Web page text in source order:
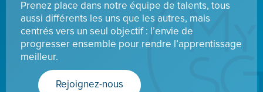
Prenez place dans notre équipe de talents, tous
aussi différents les uns que les autres, mais
centrés vers un seul objectif : l’envie de
progresser ensemble pour rendre l’apprentissage
meilleur.
Rejoignez-nous